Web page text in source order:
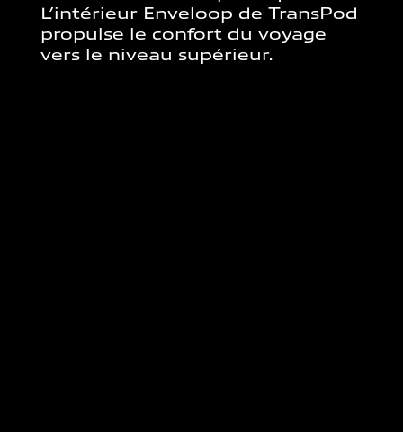
L’intérieur Enveloop de TransPod
propulse le confort du voyage
vers le niveau supérieur.